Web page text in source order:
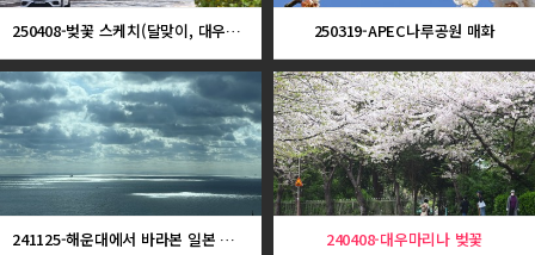
250408-벚꽃 스케치(달맞이, 대우마리나) 250319-APEC나루공원 매화
241125-해운대에서 바라본 일본 대마도 240408-대우마리나 벚꽃